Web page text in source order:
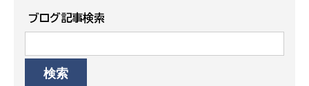
ブログ記事検索